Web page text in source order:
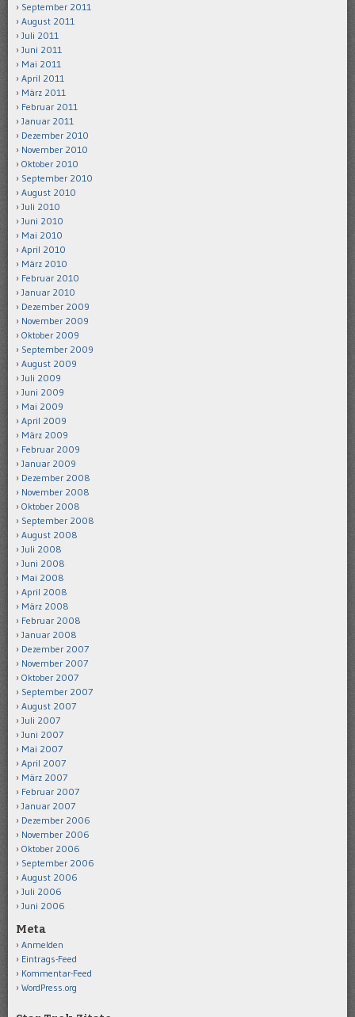
September 2011
August 2011
Juli 2011
Juni 2011
Mai 2011
April 2011
März 2011
Februar 2011
Januar 2011
Dezember 2010
November 2010
Oktober 2010
September 2010
August 2010
Juli 2010
Juni 2010
Mai 2010
April 2010
März 2010
Februar 2010
Januar 2010
Dezember 2009
November 2009
Oktober 2009
September 2009
August 2009
Juli 2009
Juni 2009
Mai 2009
April 2009
März 2009
Februar 2009
Januar 2009
Dezember 2008
November 2008
Oktober 2008
September 2008
August 2008
Juli 2008
Juni 2008
Mai 2008
April 2008
März 2008
Februar 2008
Januar 2008
Dezember 2007
November 2007
Oktober 2007
September 2007
August 2007
Juli 2007
Juni 2007
Mai 2007
April 2007
März 2007
Februar 2007
Januar 2007
Dezember 2006
November 2006
Oktober 2006
September 2006
August 2006
Juli 2006
Juni 2006
Meta
Anmelden
Eintrags-Feed
Kommentar-Feed
WordPress.org